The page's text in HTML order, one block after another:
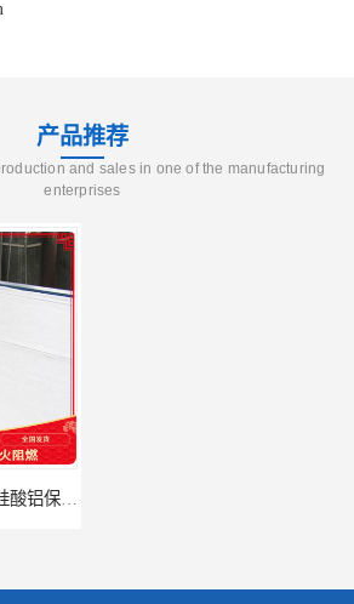
产品推荐
and sales in one of the manufacturing
enterprises
1000度硅酸铝纤维棉 硅酸铝保温棉